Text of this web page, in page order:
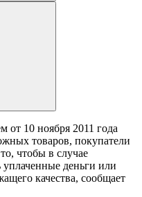
от 10 ноября 2011 года
товаров, покупатели
чтобы в случае
уплаченные деньги или
качества, сообщает